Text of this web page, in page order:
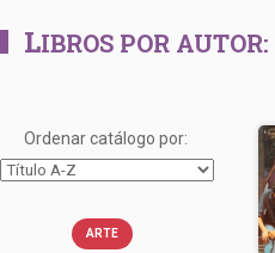
LIBROS POR AUTOR:
Ordenar catálogo por:
ARTE